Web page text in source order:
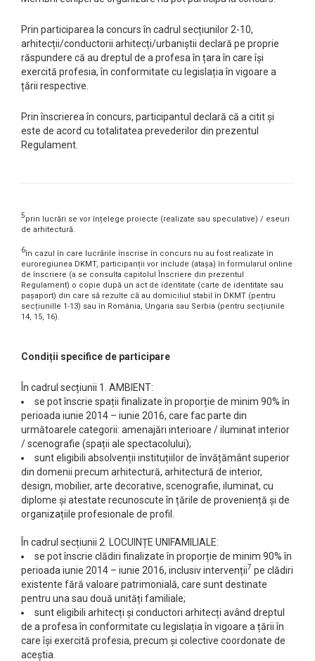
Prin participarea la concurs în cadrul secțiunilor 2-10,
arhitecții/conductorii arhitecți/urbaniștii declară pe proprie
răspundere că au dreptul de a profesa în țara în care își
exercită profesia, în conformitate cu legislația în vigoare a
țării respective.
Prin înscrierea în concurs, participantul declară că a citit și
este de acord cu totalitatea prevederilor din prezentul
Regulament.
5prin lucrări se vor înțelege proiecte (realizate sau speculative) / eseuri
de arhitectură.
6în cazul în care lucrările înscrise în concurs nu au fost realizate în
euroregiunea DKMT, participanții vor include (atașa) în formularul online
de înscriere (a se consulta capitolul Înscriere din prezentul
Regulament) o copie după un act de identitate (carte de identitate sau
pașaport) din care să rezulte că au domiciliul stabil în DKMT (pentru
secțiunille 1-13) sau în România, Ungaria sau Serbia (pentru secțiunile
14, 15, 16).
Condiții specifice de participare
În cadrul secțiunii 1. AMBIENT:
se pot înscrie spații finalizate în proporție de minim 90% în
perioada iunie 2014 – iunie 2016, care fac parte din
următoarele categorii: amenajări interioare / iluminat interior
/ scenografie (spații ale spectacolului);
sunt eligibili absolvenții instituțiilor de învățământ superior
din domenii precum arhitectură, arhitectură de interior,
design, mobilier, arte decorative, scenografie, iluminat, cu
diplome și atestate recunoscute în țările de proveniență și de
organizațiile profesionale de profil.
În cadrul secțiunii 2. LOCUINȚE UNIFAMILIALE:
se pot înscrie clădiri finalizate în proporție de minim 90% în
perioada iunie 2014 – iunie 2016, inclusiv intervenții7 pe clădiri
existente fără valoare patrimonială, care sunt destinate
pentru una sau două unități familiale;
sunt eligibili arhitecți și conductori arhitecți având dreptul
de a profesa în conformitate cu legislația în vigoare a țării în
care își exercită profesia, precum și colective coordonate de
aceștia.